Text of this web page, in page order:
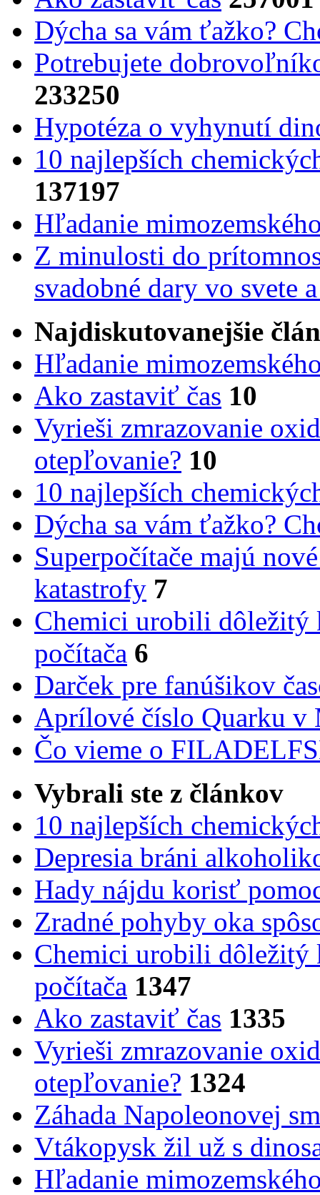
Dýcha sa vám ťažko?
Potrebujet​e
233250
Hypotéza o vyhynutí
10 najlepších
137197
Hľadanie
Z minulosti do
svadobné dary vo svete
Najdiskutovanejšie
Hľadanie
Ako zastaviť čas 10
Vyrieši zmrazovanie
otepľovanie? 10
10 najlepších
Dýcha sa vám ťažko?
Superpočítače majú
katastrofy 7
Chemici urobili dôležitý
počítača 6
Darček pre fanúšikov
Aprílové číslo Quarku v
Čo vieme o
Vybrali ste z článkov
10 najlepších
Depresia bráni
Hady nájdu korisť
Zradné pohyby oka
Chemici urobili dôležitý
počítača 1347
Ako zastaviť čas 1335
Vyrieši zmrazovanie
otepľovanie? 1324
Záhada Napoleonovej
Vtákopysk žil už s
Hľadanie